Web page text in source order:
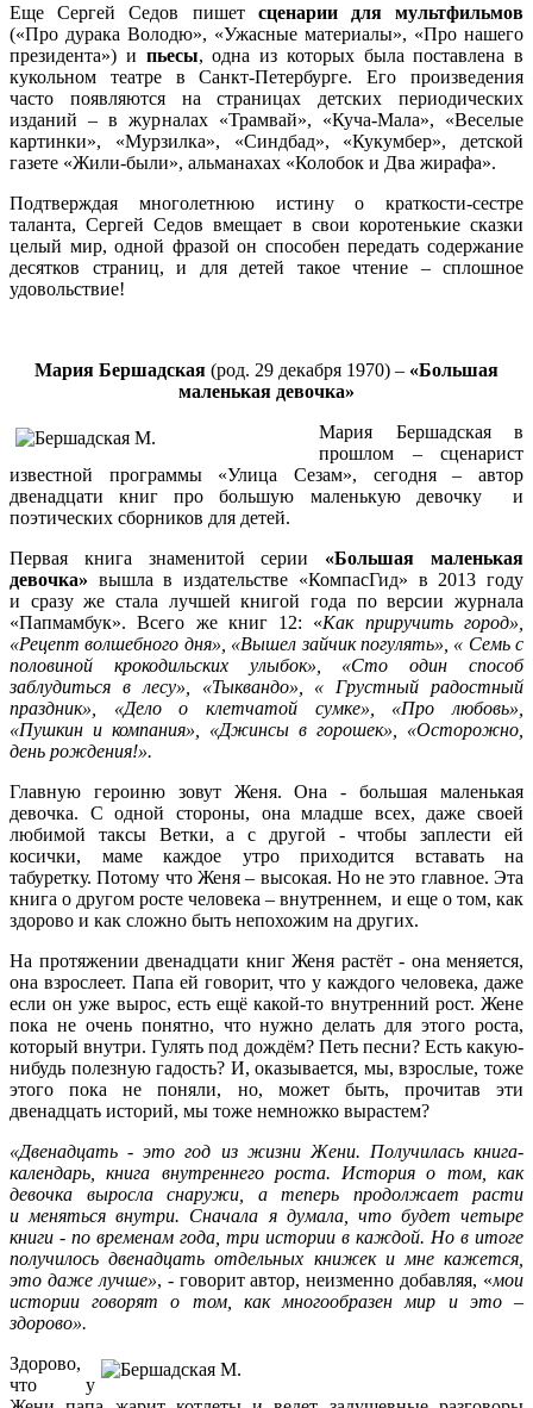
Еще Сергей Седов пишет сценарии для мультфильмов
(«Про дурака Володю», «Ужасные материалы», «Про нашего
президента») и пьесы, одна из которых была поставлена в
кукольном театре в Санкт-Петербурге. Его произведения
часто появляются на страницах детских периодических
изданий – в журналах «Трамвай», «Куча-Мала», «Веселые
картинки», «Мурзилка», «Синдбад», «Кукумбер», детской
газете «Жили-были», альманахах «Колобок и Два жирафа».
Подтверждая многолетнюю истину о краткости-сестре
таланта, Сергей Седов вмещает в свои коротенькие сказки
целый мир, одной фразой он способен передать содержание
десятков страниц, и для детей такое чтение – сплошное
удовольствие!
Мария Бершадская (род. 29 декабря 1970) – «Большая
маленькая девочка»
Мария Бершадская в
прошлом – сценарист
известной программы «Улица Сезам», сегодня – автор
двенадцати книг про большую маленькую девочку и
поэтических сборников для детей.
Первая книга знаменитой серии «Большая маленькая
девочка» вышла в издательстве «КомпасГид» в 2013 году
и сразу же стала лучшей книгой года по версии журнала
«Папмамбук». Всего же книг 12: «Как приручить город»,
«Рецепт волшебного дня», «Вышел зайчик погулять», « Семь с
половиной крокодильских улыбок», «Сто один способ
заблудиться в лесу», «Тыквандо», « Грустный радостный
праздник», «Дело о клетчатой сумке», «Про любовь»,
«Пушкин и компания», «Джинсы в горошек», «Осторожно,
день рождения!».
Главную героиню зовут Женя. Она - большая маленькая
девочка. С одной стороны, она младше всех, даже своей
любимой таксы Ветки, а с другой - чтобы заплести ей
косички, маме каждое утро приходится вставать на
табуретку. Потому что Женя – высокая. Но не это главное. Эта
книга о другом росте человека – внутреннем, и еще о том, как
здорово и как сложно быть непохожим на других.
На протяжении двенадцати книг Женя растёт - она меняется,
она взрослеет. Папа ей говорит, что у каждого человека, даже
если он уже вырос, есть ещё какой-то внутренний рост. Жене
пока не очень понятно, что нужно делать для этого роста,
который внутри. Гулять под дождём? Петь песни? Есть какую-
нибудь полезную гадость? И, оказывается, мы, взрослые, тоже
этого пока не поняли, но, может быть, прочитав эти
двенадцать историй, мы тоже немножко вырастем?
«Двенадцать - это год из жизни Жени. Получилась книга-
календарь, книга внутреннего роста. История о том, как
девочка выросла снаружи, а теперь продолжает расти
и меняться внутри. Сначала я думала, что будет четыре
книги - по временам года, три истории в каждой. Но в итоге
получилось двенадцать отдельных книжек и мне кажется,
это даже лучше», - говорит автор, неизменно добавляя, «мои
истории говорят о том, как многообразен мир и это –
здорово».
Здорово,
что у